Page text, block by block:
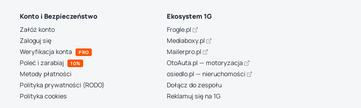
Konto i Bezpieczeństwo
Załóż konto
Zaloguj się
Weryfikacja konta
PRO
Poleć i zarabiaj 10%
Metody płatności
Polityka prywatności (RODO)
Polityka cookies
Ekosystem 1G
Frogle.pl
Mediaboxy.pl
Mailerpro.pl
OtoAuta.pl — motoryzacja
osiedlo.pl — nieruchomości
Dołącz do zespołu
Reklamuj się na 1G